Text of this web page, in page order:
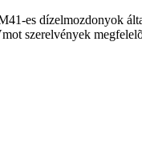
es dízelmozdonyok
szerelvények